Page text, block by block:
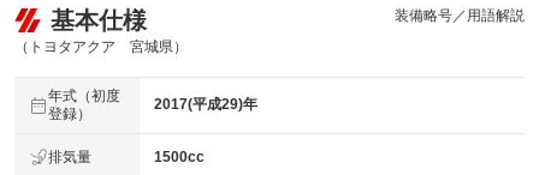
基本仕様
（トヨタアクア 宮城県）
装備略号／用語解説
年式（初度
登録）
2017(平成29)年
排気量 1500cc